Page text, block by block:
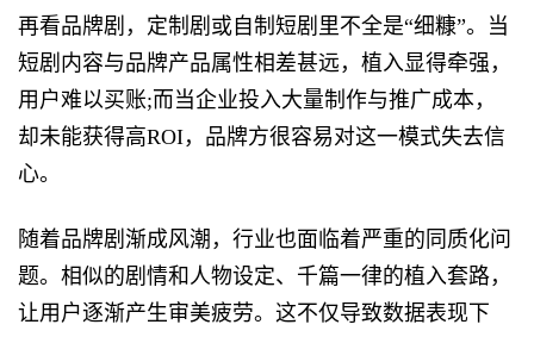
再看品牌剧，定制剧或自制短剧里不全是“细糠”。当
短剧内容与品牌产品属性相差甚远，植入显得牵强，
用户难以买账;而当企业投入大量制作与推广成本，
却未能获得高ROI，品牌方很容易对这一模式失去信
心。
随着品牌剧渐成风潮，行业也面临着严重的同质化问
题。相似的剧情和人物设定、千篇一律的植入套路，
让用户逐渐产生审美疲劳。这不仅导致数据表现下